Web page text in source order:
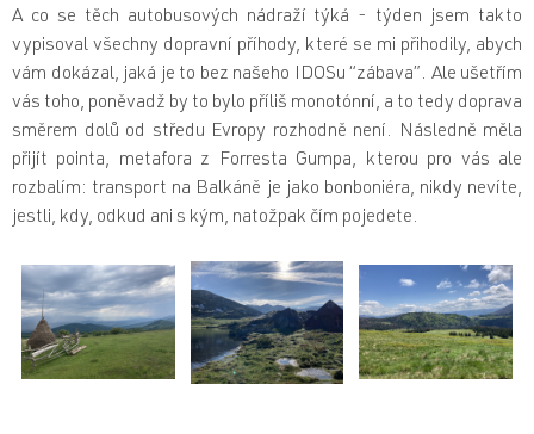
A co se těch autobusových nádraží týká - týden jsem takto
vypisoval všechny dopravní příhody, které se mi přihodily, abych
vám dokázal, jaká je to bez našeho IDOSu “zábava”. Ale ušetřím
vás toho, poněvadž by to bylo příliš monotónní, a to tedy doprava
směrem dolů od středu Evropy rozhodně není. Následně měla
přijít pointa, metafora z Forresta Gumpa, kterou pro vás ale
rozbalím: transport na Balkáně je jako bonboniéra, nikdy nevíte,
jestli, kdy, odkud ani s kým, natožpak čím pojedete.